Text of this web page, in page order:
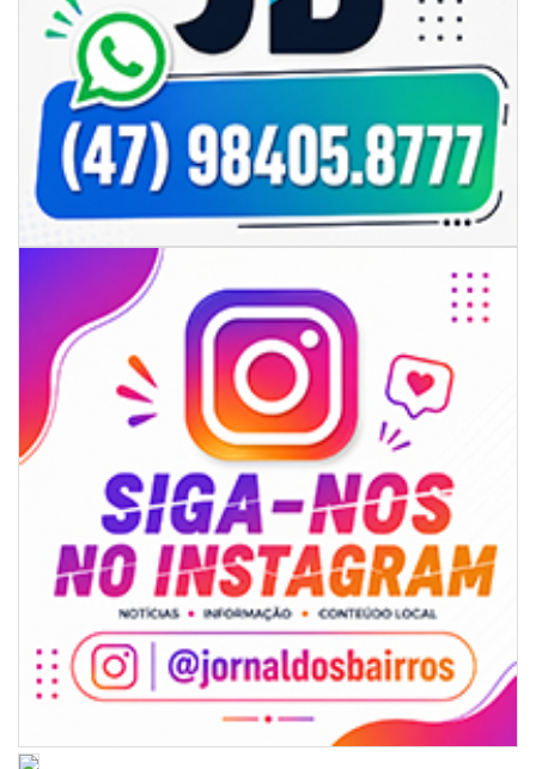
05/08/2026 | 07:00
Viva Praia terá edição especial de Dia dos Pais com atrações para toda a
família neste sábado
NAVEGANTES